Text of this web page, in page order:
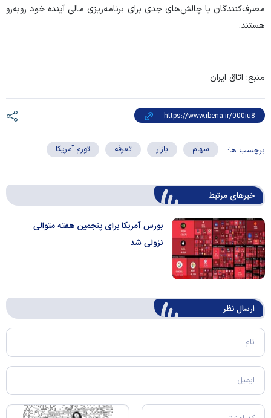
مصرف‌کنندگان با چالش‌های جدی برای برنامه‌ریزی مالی آینده خود روبه‌رو
هستند.
منبع: اتاق ایران
برچسب ها: سهام بازار تعرفه تورم آمریکا
خبرهای مرتبط
بورس آمریکا برای پنجمین هفته متوالی
نزولی شد
ارسال‌ نظر